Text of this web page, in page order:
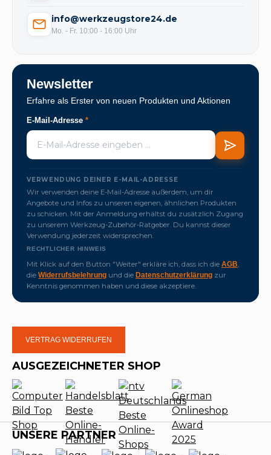
info@werkzeugstore24.de
Mo. - Fr. 10:00 - 16:00 Uhr
Newsletter
Erfahre als Erster von neuen Produkten und Aktionen
E-Mail-Adresse *
VERWENDUNG DEINER E-MAIL-ADRESSE
Wir verwenden deine E-Mail-Adresse außerdem, um dir
Angebote und Infos zu unseren eigenen, ähnlichen Produkten
zu schicken. Mit der Anmeldung erhältst du zusätzlich Zugang
zu unserem Werkzeug-Zubehör-Ratgeber. Du kannst dieser
Verwendung jederzeit widersprechen.
RECHTLICHER HINWEIS
Mit Klick auf den Button "Weiter" erkläre ich, dass ich die AGB,
die Widerrufsbelehrung und die Datenschutzerklärung zur
Kenntnis genommen haben und diese akzeptiere.
VERTRAG WIDERRUFEN
AUSGEZEICHNETER SHOP
UNSERE PARTNER